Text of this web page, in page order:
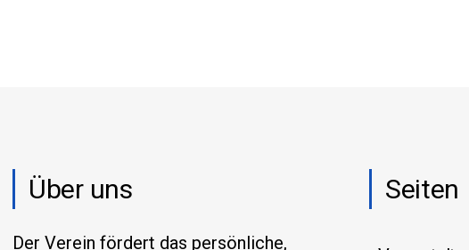
Über uns
Der Verein fördert das persönliche,
Seiten